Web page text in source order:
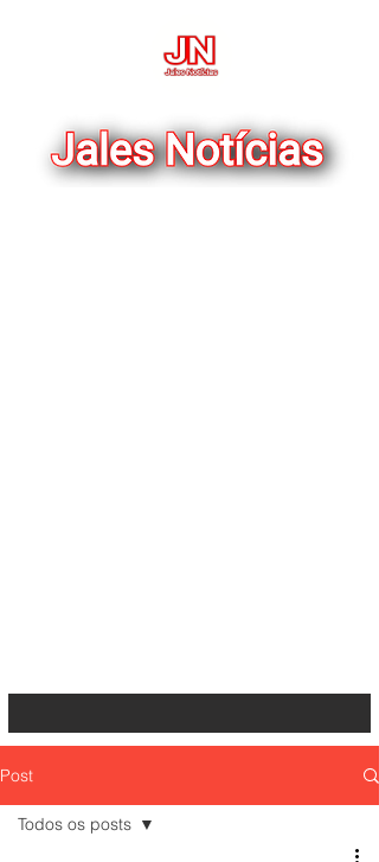
Post
Todos os posts